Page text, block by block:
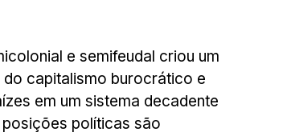
e semifeudal criou um
capitalismo burocrático e
em um sistema decadente
políticas são